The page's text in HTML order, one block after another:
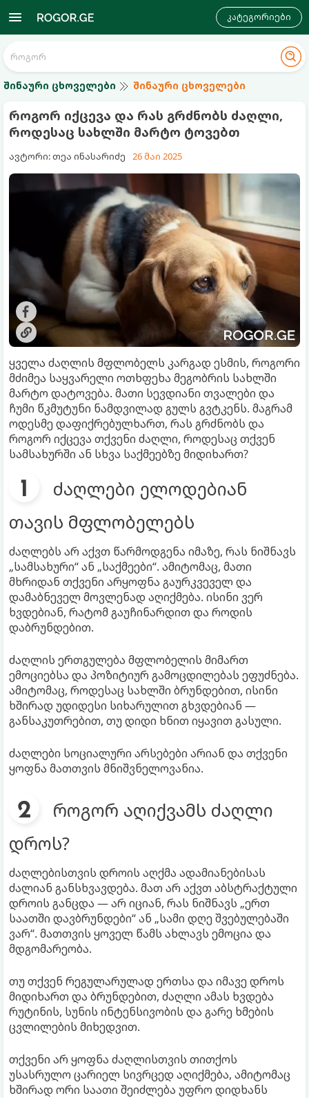
კატეგორიები
შინაური ცხოველები შინაური ცხოველები
როგორ იქცევა და რას გრძნობს ძაღლი,
როდესაც სახლში მარტო ტოვებთ
ავტორი: თეა ინასარიძე 26 მაი 2025
ყველა ძაღლის მფლობელს კარგად ესმის, როგორი
მძიმეა საყვარელი ოთხფეხა მეგობრის სახლში
მარტო დატოვება. მათი სევდიანი თვალები და
ჩუმი წკმუტუნი ნამდვილად გულს გვტკენს. მაგრამ
ოდესმე დაფიქრებულხართ, რას გრძნობს და
როგორ იქცევა თქვენი ძაღლი, როდესაც თქვენ
სამსახურში ან სხვა საქმეებზე მიდიხართ?
ძაღლები ელოდებიან
თავის მფლობელებს
ძაღლებს არ აქვთ წარმოდგენა იმაზე, რას ნიშნავს
„სამსახური“ ან „საქმეები“. ამიტომაც, მათი
მხრიდან თქვენი არყოფნა გაურკვეველ და
დამაბნეველ მოვლენად აღიქმება. ისინი ვერ
ხვდებიან, რატომ გაუჩინარდით და როდის
დაბრუნდებით.
ძაღლის ერთგულება მფლობელის მიმართ
ემოციებსა და პოზიტიურ გამოცდილებას ეფუძნება.
ამიტომაც, როდესაც სახლში ბრუნდებით, ისინი
ხშირად უდიდესი სიხარულით გხვდებიან —
განსაკუთრებით, თუ დიდი ხნით იყავით გასული.
ძაღლები სოციალური არსებები არიან და თქვენი
ყოფნა მათთვის მნიშვნელოვანია.
როგორ აღიქვამს ძაღლი
დროს?
ძაღლებისთვის დროის აღქმა ადამიანებისას
ძალიან განსხვავდება. მათ არ აქვთ აბსტრაქტული
დროის განცდა — არ იციან, რას ნიშნავს „ერთ
საათში დავბრუნდები“ ან „სამი დღე შვებულებაში
ვარ“. მათთვის ყოველ წამს ახლავს ემოცია და
მდგომარეობა.
თუ თქვენ რეგულარულად ერთსა და იმავე დროს
მიდიხართ და ბრუნდებით, ძაღლი ამას ხვდება
რუტინის, სუნის ინტენსივობის და გარე ხმების
ცვლილების მიხედვით.
თქვენი არ ყოფნა ძაღლისთვის თითქოს
უსასრულო ცარიელ სივრცედ აღიქმება, ამიტომაც
ხშირად ორი საათი შეიძლება უფრო დიდხანს